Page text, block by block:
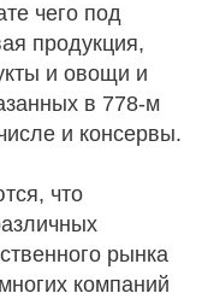
чего под
продукция,
и овощи и
в 778-м
и консервы.
что
рынка
компаний